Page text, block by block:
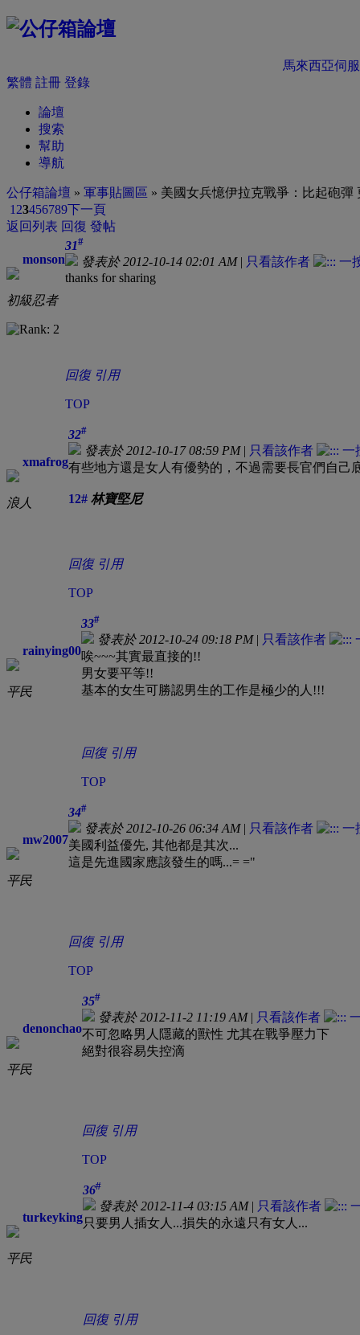
馬來西亞伺
繁體 註冊 登錄
論壇
搜索
幫助
導航
公仔箱論壇 » 軍事貼圖區 » 美國女兵憶伊拉克戰爭：比起砲彈
1 23456789下一頁
返回列表 回復 發帖
monson
初級忍者
31#
發表於 2012-10-14 02:01 AM| 只看該作者
thanks for sharing
回復 引用
TOP
xmafrog
浪人
32#
發表於 2012-10-17 08:59 PM| 只看該作者
有些地方還是女人有優勢的，不過需要長官們自己
12# 林寶堅尼
回復 引用
TOP
rainying00
平民
33#
發表於 2012-10-24 09:18 PM| 只看該作者
唉~~~其實最直接的!!
男女要平等!!
基本的女生可勝認男生的工作是極少的人!!!
回復 引用
TOP
mw2007
平民
34#
發表於 2012-10-26 06:34 AM| 只看該作者
美國利益優先, 其他都是其次...
這是先進國家應該發生的嗎...= ="
回復 引用
TOP
denonchao
平民
35#
發表於 2012-11-2 11:19 AM| 只看該作者
不可忽略男人隱藏的獸性 尤其在戰爭壓力下
絕對很容易失控滴
回復 引用
TOP
turkeyking
平民
36#
發表於 2012-11-4 03:15 AM| 只看該作者
只要男人插女人...損失的永遠只有女人...
回復 引用